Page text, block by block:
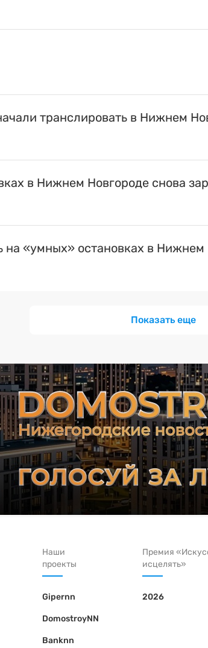
транслировать в Нижнем
в Нижнем Новгороде снова
на «умных» остановках в Нижнем
Показать еще
Наши
проекты
Gipernn
DomostroyNN
Banknn
Премия
исцелять»
2026